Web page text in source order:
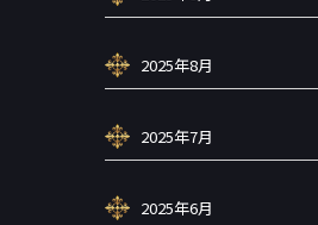
2025年8月
2025年7月
2025年6月